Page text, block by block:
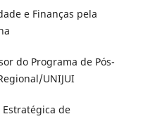
e Finanças pela
do Programa de Pós-
UNIJUI
Estratégica de